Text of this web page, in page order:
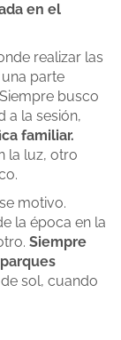
en el
realizar las
parte
busco
a la sesión,
familiar.
la luz, otro
motivo.
la época en la
Siempre
sol, cuando